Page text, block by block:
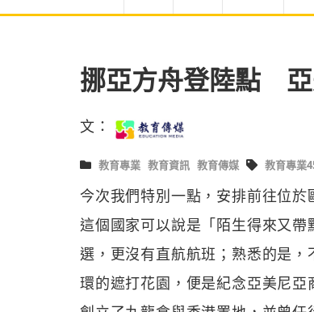
挪亞方舟登陸點
文：
教育專業 教育資訊 教育傳媒 教育專業
今次我們特別一點，安排前往位
這個國家可以說是「陌生得來又
選，更沒有直航航班；熟悉的是
環的遮打花園，便是紀念亞美尼